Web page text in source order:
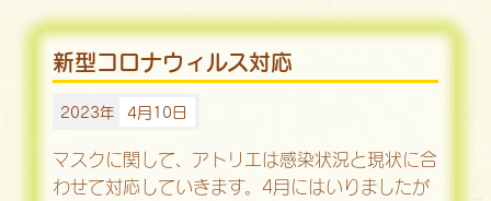
新型コロナウィルス対応
2023年 4月10日
マスクに関して、アトリエは感染状況と現状に合
わせて対応していきます。4月にはいりましたが